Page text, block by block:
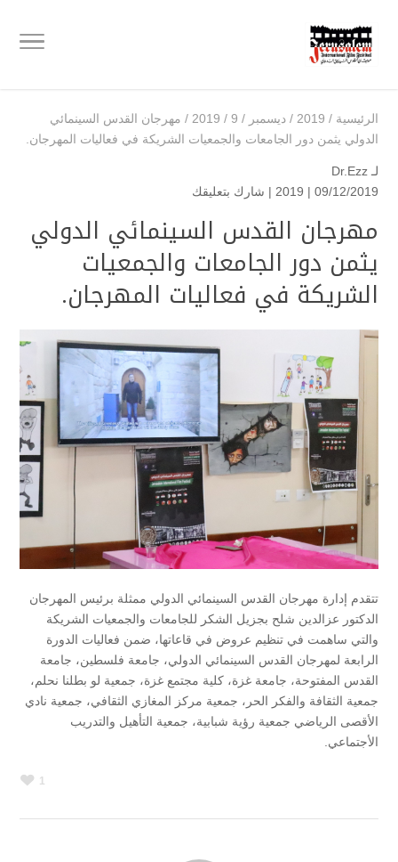
الرئيسية /
2019
/ ديسمبر /
9
/
2019
/ مهرجان القدس السينمائي
الدولي يثمن دور الجامعات والجمعيات الشريكة في فعاليات المهرجان.
لـ Dr.Ezz
09/12/2019 |
2019
| شارك بتعليقك
مهرجان القدس السينمائي الدولي
يثمن دور الجامعات والجمعيات
الشريكة في فعاليات المهرجان.
تتقدم إدارة مهرجان القدس السينمائي الدولي ممثلة برئيس المهرجان
الدكتور عزالدين شلح بجزيل الشكر للجامعات والجمعيات الشريكة
والتي ساهمت في تنظيم عروض في قاعاتها، ضمن فعاليات الدورة
الرابعة لمهرجان القدس السينمائي الدولي، جامعة فلسطين، جامعة
القدس المفتوحة، جامعة غزة، كلية مجتمع غزة، جمعية لو بطلنا نحلم،
جمعية الثقافة والفكر الحر، جمعية مركز المغازي الثقافي، جمعية نادي
الأقصى الرياضي جمعية رؤية شبابية، جمعية التأهيل والتدريب
الأجتماعي.
1